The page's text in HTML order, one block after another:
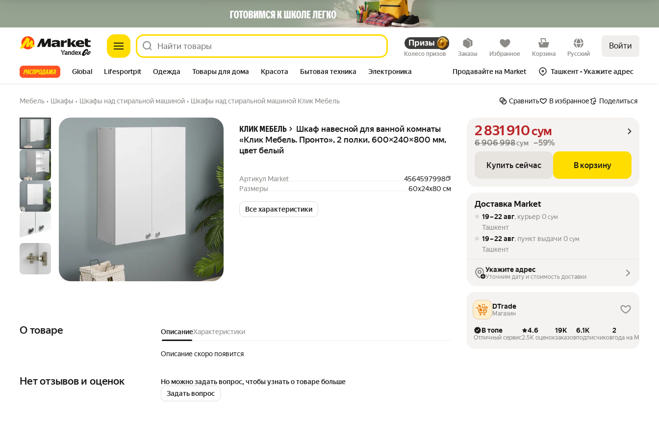
Market Призы
Колесо призов Заказы Избранное Корзина Русский
Войти
Все хиты Global Lifesportpit Одежда Товары для дома Красота Бытовая техника Электроника Продавайте на Market Ташкент• Укажите адрес
Мебель • Шкафы • Шкафы над стиральной машиной • Шкафы над стиральной машиной Клик Мебель Сравнить В избранное Поделиться
КЛИК МЕБЕЛЬ
Шкаф навесной для ванной комнаты
«Клик Мебель. Пронто», 2 полки, 600×240×800 мм,
цвет белый
Артикул Market
4564597998
Размеры
60x24x80 см
Все характеристики
2 831 910сум
6 906 998сум –59%
Купить сейчас В корзину
Доставка Market
19 – 22 авг, курьер 0 сум
Ташкент
19 – 22 авг, пункт выдачи 0 сум
Ташкент
Укажите адрес
Уточним дату и стоимость доставки
DTrade
Магазин
В топе
Отличный сервис
4.6
2.5K оценок
19K
заказов
6.1K
подписчиков
2
года на Маркете
О товаре ОписаниеХарактеристики
Описание скоро появится
Нет отзывов и оценок
Но можно задать вопрос, чтобы узнать о товаре больше
Задать вопрос